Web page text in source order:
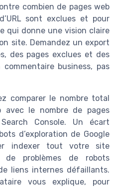
combien de pages web
sont exclues et pour
qui donne une vision claire
site. Demandez un export
des pages exclues et des
business, pas
comparer le nombre total
avec le nombre de pages
Console. Un écart
d’exploration de Google
indexer tout votre site
problèmes de robots
liens internes défaillants.
vous explique, pour